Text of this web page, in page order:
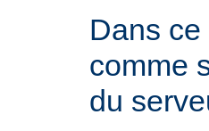
Dans
comme
du